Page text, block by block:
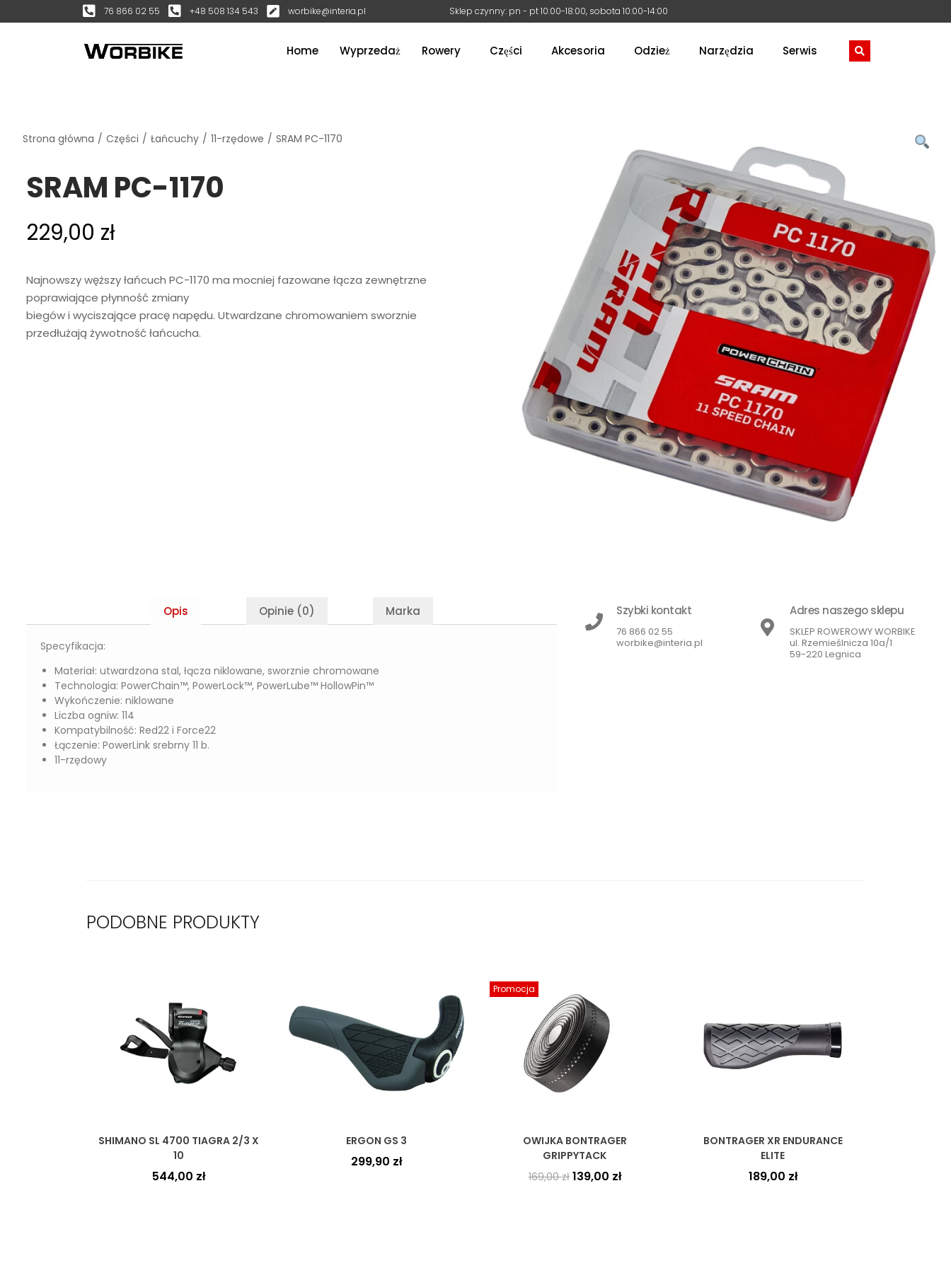
76 866 02 55 +48 508 134 543 worbike@interia.pl Sklep czynny: pn - pt 10:00-18:00, sobota 10:00-14:00
Home Wyprzedaż Rowery Części Akcesoria Odzież Narzędzia Serwis
Strona główna / Części / Łańcuchy / 11-rzędowe / SRAM PC-1170
SRAM PC-1170
229,00 zł
Najnowszy węższy łańcuch PC-1170 ma mocniej fazowane łącza zewnętrzne
poprawiające płynność zmiany
biegów i wyciszające pracę napędu. Utwardzane chromowaniem sworznie
przedłużają żywotność łańcucha.
Opis Opinie (0) Marka
Specyfikacja:
Materiał: utwardzona stal, łącza niklowane, sworznie chromowane
Technologia: PowerChain™, PowerLock™, PowerLube™ HollowPin™
Wykończenie: niklowane
Liczba ogniw: 114
Kompatybilność: Red22 i Force22
Łączenie: PowerLink srebrny 11 b.
11-rzędowy
Szybki kontakt
76 866 02 55
worbike@interia.pl
Adres naszego sklepu
SKLEP ROWEROWY WORBIKE
ul. Rzemieślnicza 10a/1
59-220 Legnica
PODOBNE PRODUKTY
SHIMANO SL 4700 TIAGRA 2/3 X
10
544,00 zł
ERGON GS 3
299,90 zł
Promocja
OWIJKA BONTRAGER
GRIPPYTACK
169,00zł 139,00 zł
BONTRAGER XR ENDURANCE
ELITE
189,00 zł